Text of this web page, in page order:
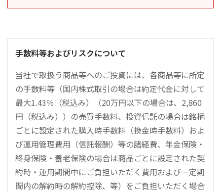
手数料等およびリスクについて
当社で取扱う商品等へのご投資には、各商品等に所定
の手数料等（国内株式取引の場合は約定代金に対して
最大1.43％（税込み）（20万円以下の場合は、2,860
円（税込み））の売買手数料、投資信託の場合は銘柄
ごとに設定された購入時手数料（換金時手数料）およ
び運用管理費用（信託報酬）等の諸経費、年金保険・
終身保険・養老保険の場合は商品ごとに設定された契
約時・運用期間中にご負担いただく費用および一定期
間内の解約時の解約控除、等）をご負担いただく場合